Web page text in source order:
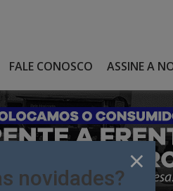
FALE CONOSCO ASSINE A
×
novidades?